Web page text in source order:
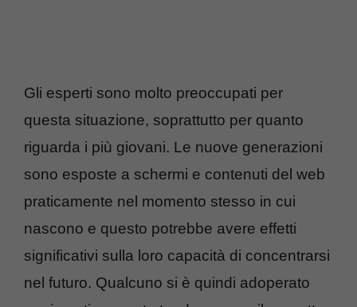
Gli esperti sono molto preoccupati per
questa situazione, soprattutto per quanto
riguarda i più giovani. Le nuove generazioni
sono esposte a schermi e contenuti del web
praticamente nel momento stesso in cui
nascono e questo potrebbe avere effetti
significativi sulla loro capacità di concentrarsi
nel futuro. Qualcuno si è quindi adoperato